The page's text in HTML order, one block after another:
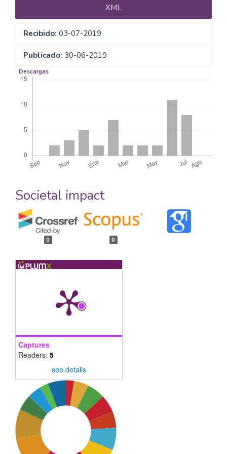
XML
Recibido: 03-07-2019
Publicado: 30-06-2019
Descargas
Societal impact
0 0
Captures
Readers: 5
see details